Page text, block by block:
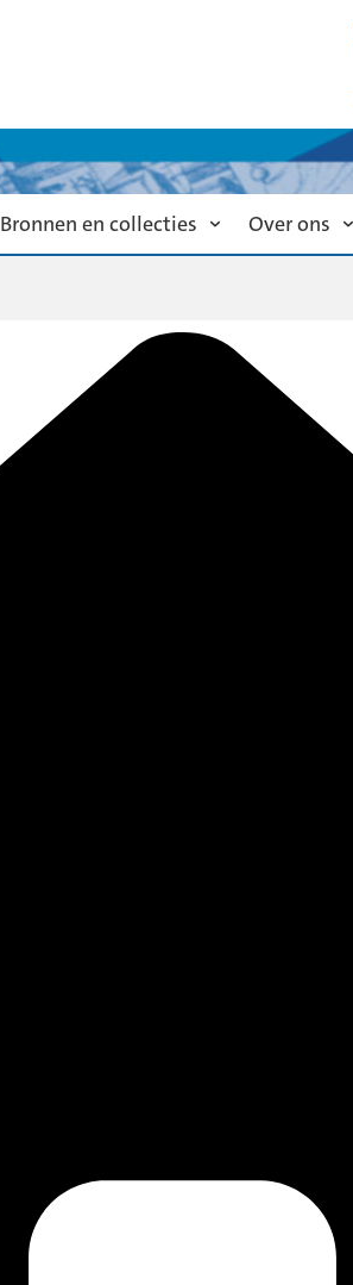
Bronnen en collecties Over ons